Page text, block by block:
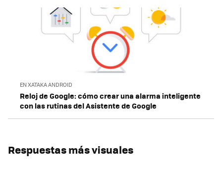
EN XATAKA ANDROID
Reloj de Google: cómo crear una alarma inteligente
con las rutinas del Asistente de Google
Respuestas más visuales